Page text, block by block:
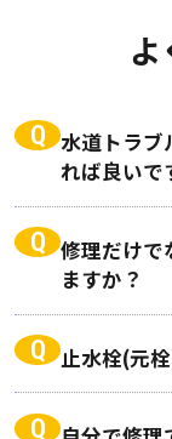
よ
Q 水道トラブ
れば良いで
Q 修理だけで
ますか？
Q 止水栓(元
Q